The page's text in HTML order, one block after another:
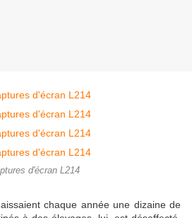
d'écran L214
chaque année une dizaine de